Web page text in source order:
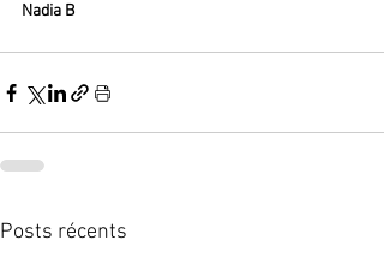
Nadia B
Posts récents